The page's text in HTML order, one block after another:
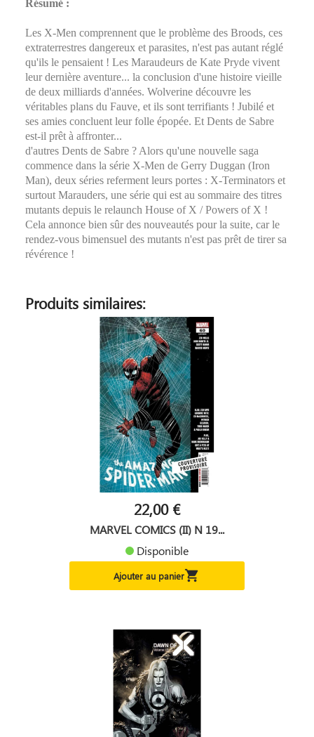
Résumé :
Les X-Men comprennent que le problème des Broods, ces
extraterrestres dangereux et parasites, n'est pas autant réglé
qu'ils le pensaient ! Les Maraudeurs de Kate Pryde vivent
leur dernière aventure... la conclusion d'une histoire vieille
de deux milliards d'années. Wolverine découvre les
véritables plans du Fauve, et ils sont terrifiants ! Jubilé et
ses amies concluent leur folle épopée. Et Dents de Sabre
est-il prêt à affronter...
d'autres Dents de Sabre ? Alors qu'une nouvelle saga
commence dans la série X-Men de Gerry Duggan (Iron
Man), deux séries referment leurs portes : X-Terminators et
surtout Marauders, une série qui est au sommaire des titres
mutants depuis le relaunch House of X / Powers of X !
Cela annonce bien sûr des nouveautés pour la suite, car le
rendez-vous bimensuel des mutants n'est pas prêt de tirer sa
révérence !
Produits similaires:
22,00 €
MARVEL COMICS (II) N 19...
Disponible
Ajouter au panier